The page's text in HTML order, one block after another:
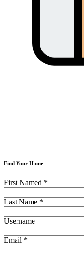
Find Your Home
First Named *
Last Name *
Username
Email *